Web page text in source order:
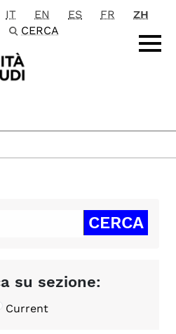
principale
IT EN ES FR
ZH
CERCA
su sezione:
Current